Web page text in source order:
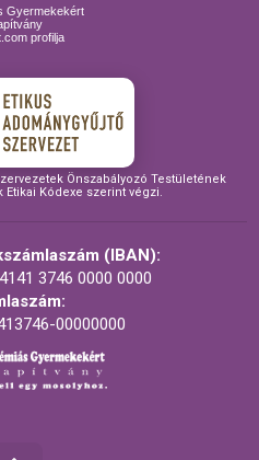
Gyermekekért
profilja
Önszabályozó Testületének
Kódexe szerint végzi.
(IBAN):
3746 0000 0000
00000000